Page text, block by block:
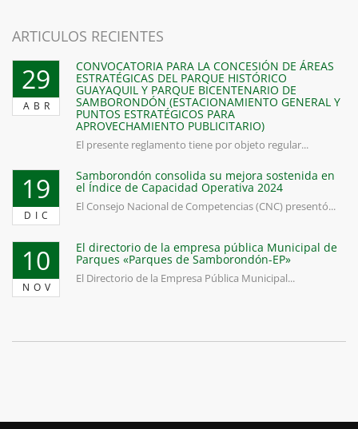
ARTICULOS RECIENTES
29
ABR
CONVOCATORIA PARA LA CONCESIÓN DE ÁREAS
ESTRATÉGICAS DEL PARQUE HISTÓRICO
GUAYAQUIL Y PARQUE BICENTENARIO DE
SAMBORONDÓN (ESTACIONAMIENTO GENERAL Y
PUNTOS ESTRATÉGICOS PARA
APROVECHAMIENTO PUBLICITARIO)
El presente reglamento tiene por objeto regular...
19
DIC
Samborondón consolida su mejora sostenida en
el Índice de Capacidad Operativa 2024
El Consejo Nacional de Competencias (CNC) presentó...
10
NOV
El directorio de la empresa pública Municipal de
Parques «Parques de Samborondón-EP»
El Directorio de la Empresa Pública Municipal...